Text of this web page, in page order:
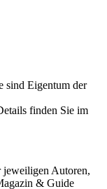
sind Eigentum der
finden Sie im
jeweiligen Autoren,
& Guide